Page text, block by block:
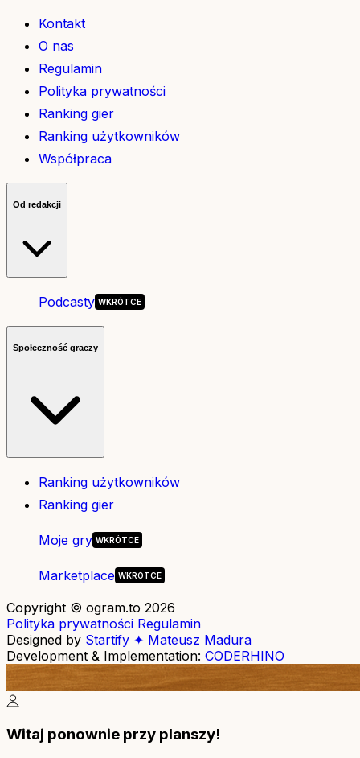
Kontakt
O nas
Regulamin
Polityka prywatności
Ranking gier
Ranking użytkowników
Współpraca
Od redakcji
Podcasty
Społeczność graczy
Ranking użytkowników
Ranking gier
Moje gry
Marketplace
Copyright © ogram.to 2026
Polityka prywatności Regulamin
Designed by Startify ✦ Mateusz Madura
Development & Implementation: CODERHINO
Witaj ponownie przy planszy!